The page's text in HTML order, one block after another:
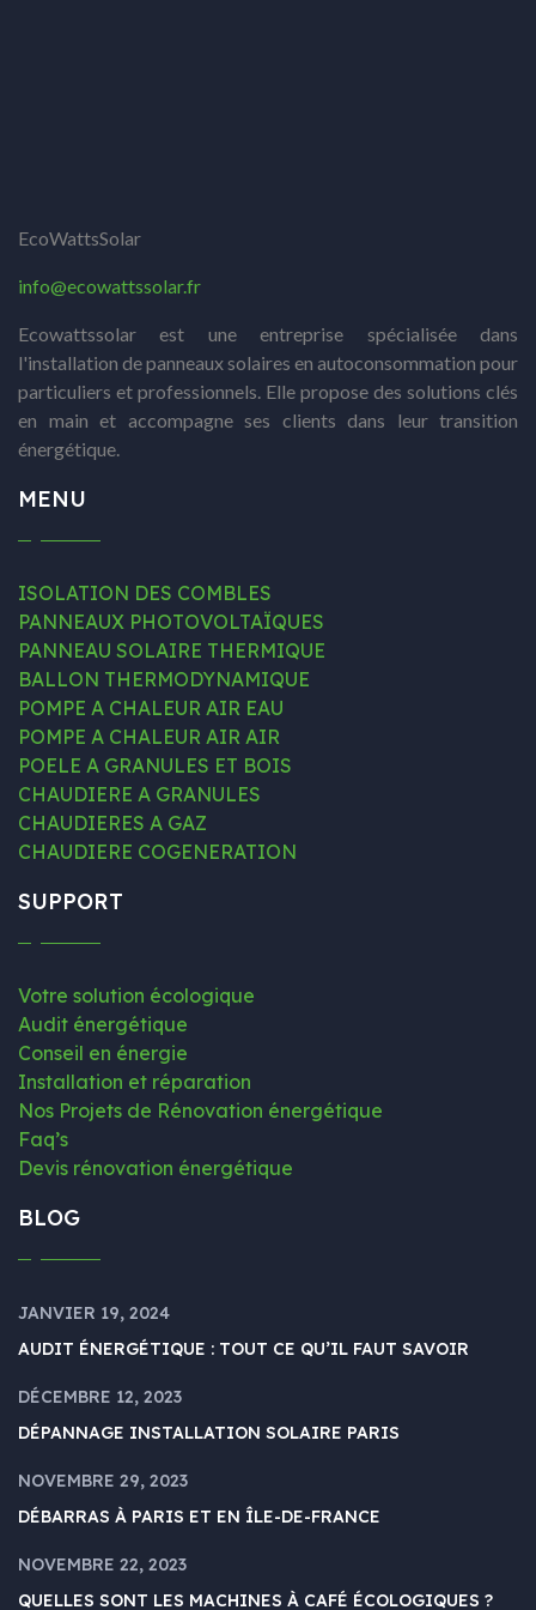
EcoWattsSolar
info@ecowattssolar.fr
Ecowattssolar est une entreprise spécialisée dans
l'installation de panneaux solaires en autoconsommation pour
particuliers et professionnels. Elle propose des solutions clés
en main et accompagne ses clients dans leur transition
énergétique.
MENU
ISOLATION DES COMBLES
PANNEAUX PHOTOVOLTAÏQUES
PANNEAU SOLAIRE THERMIQUE
BALLON THERMODYNAMIQUE
POMPE A CHALEUR AIR EAU
POMPE A CHALEUR AIR AIR
POELE A GRANULES ET BOIS
CHAUDIERE A GRANULES
CHAUDIERES A GAZ
CHAUDIERE COGENERATION
SUPPORT
Votre solution écologique
Audit énergétique
Conseil en énergie
Installation et réparation
Nos Projets de Rénovation énergétique
Faq’s
Devis rénovation énergétique
BLOG
JANVIER 19, 2024
AUDIT ÉNERGÉTIQUE : TOUT CE QU’IL FAUT SAVOIR
DÉCEMBRE 12, 2023
DÉPANNAGE INSTALLATION SOLAIRE PARIS
NOVEMBRE 29, 2023
DÉBARRAS À PARIS ET EN ÎLE-DE-FRANCE
NOVEMBRE 22, 2023
QUELLES SONT LES MACHINES À CAFÉ ÉCOLOGIQUES ?